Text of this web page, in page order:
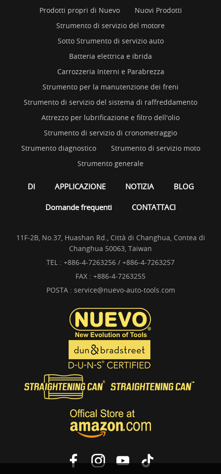
Prodotti propri di Nuevo
Nuovi Prodotti
Strumento di servizio del motore
Sotto Strumento di servizio auto
Batteria elettrica e ibrida
Carrozzeria Interni e Parabrezza
Strumento per la manutenzione dei freni
Strumento di servizio del sistema di raffreddamento
Attrezzo per lubrificazione e filtro dell'olio
Strumento di servizio di cronometraggio
Strumento diagnostico
Strumento di servizio moto
Strumento generale
DI APPLICAZIONE NOTIZIA BLOG
Domande frequenti CONTATTACI
11F-2B, No.37, Huashan Rd., Città di Changhua, Contea di
Changhua 50063, Taiwan
TEL : +886-4-7263256 / +886-4-7263257
FAX : +886-4-7263255
POSTA : service@nuevo-auto-tools.com